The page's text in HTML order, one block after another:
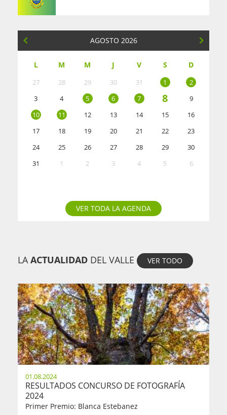
AGOSTO 2026
L M M J V S D
27 28 29 30 31 1
2
3
4 5 6 7 8
9
10
11 12 13 14 15
16
17
18 19 20 21 22
23
24
25 26 27 28 29
30
31
1 2 3 4 5 6
VER TODA LA AGENDA
LAACTUALIDAD DEL VALLE VER TODO
01.08.2024
RESULTADOS CONCURSO DE FOTOGRAFÍA
2024
Primer Premio: Blanca Estebanez